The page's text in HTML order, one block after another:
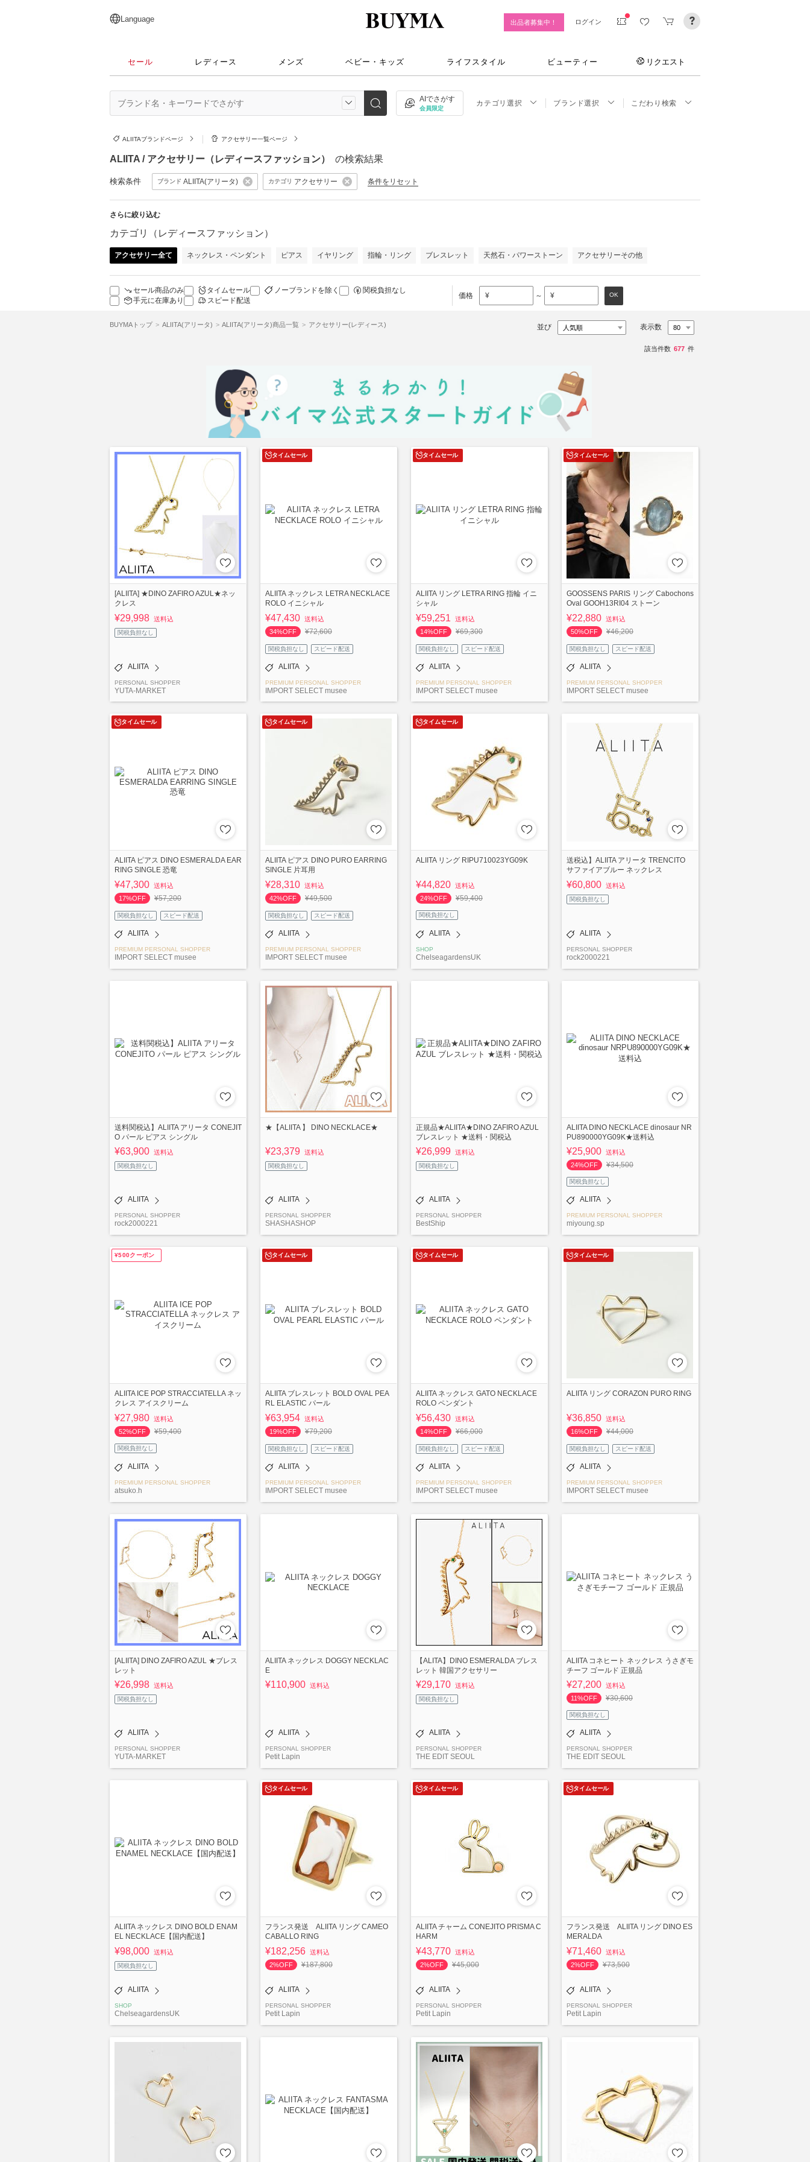
日本語
English
简体中文
繁體中文
Language 出品者募集中！ ログイン
セール レディース メンズ ベビー・キッズ ライフスタイル ビューティー リクエスト
AIでさがす
会員限定
カテゴリ選択 ブランド選択 こだわり検索
ALIITAブランドページ アクセサリー一覧ページ
ALIITA / アクセサリー（レディースファッション） の検索結果
検索条件 ブランド ALIITA(アリータ) カテゴリ アクセサリー 条件をリセット
さらに絞り込む
カテゴリ（レディースファッション）
アクセサリー全て ネックレス・ペンダント ピアス イヤリング 指輪・リング ブレスレット 天然石・パワーストーン アクセサリーその他
セール商品のみ タイムセール ノーブランドを除く
関税負担なし
手元に在庫あり
スピード配送
価格 ¥ ～ ¥ OK
BUYMAトップ ALIITA(アリータ) ALIITA(アリータ)商品一覧 アクセサリー(レディース) 並び 表示数
該当件数 677 件
[ALIITA] ★DINO ZAFIRO AZUL★ネッ
クレス
¥29,998 送料込
関税負担なし
ALIITA
PERSONAL SHOPPER
YUTA-MARKET
タイムセール
ALIITA ネックレス LETRA NECKLACE
ROLO イニシャル
¥47,430 送料込
34%OFF
¥72,600
関税負担なし スピード配送
ALIITA
PREMIUM PERSONAL SHOPPER
IMPORT SELECT musee
タイムセール
ALIITA リング LETRA RING 指輪 イニ
シャル
¥59,251
送料込
14%OFF
¥69,300
関税負担なし スピード配送
ALIITA
PREMIUM PERSONAL SHOPPER
IMPORT SELECT musee
タイムセール
GOOSSENS PARIS リング Cabochons
Oval GOOH13RI04 ストーン
¥22,880 送料込
50%OFF
¥46,200
関税負担なし スピード配送
ALIITA
PREMIUM PERSONAL SHOPPER
IMPORT SELECT musee
タイムセール
ALIITA ピアス DINO ESMERALDA EAR
RING SINGLE 恐竜
¥47,300 送料込
17%OFF
¥57,200
関税負担なし スピード配送
ALIITA
PREMIUM PERSONAL SHOPPER
IMPORT SELECT musee
タイムセール
ALIITA ピアス DINO PURO EARRING
SINGLE 片耳用
¥28,310 送料込
42%OFF
¥49,500
関税負担なし スピード配送
ALIITA
PREMIUM PERSONAL SHOPPER
IMPORT SELECT musee
タイムセール
ALIITA リング RIPU710023YG09K
¥44,820 送料込
24%OFF
¥59,400
関税負担なし
ALIITA
SHOP
ChelseagardensUK
送税込】ALIITA アリータ TRENCITO
サファイアブルー ネックレス
¥60,800 送料込
関税負担なし
ALIITA
PERSONAL SHOPPER
rock2000221
送料関税込】ALIITA アリータ CONEJIT
O パール ピアス シングル
¥63,900 送料込
関税負担なし
ALIITA
PERSONAL SHOPPER
rock2000221
★【ALIITA 】 DINO NECKLACE★
¥23,379 送料込
関税負担なし
ALIITA
PERSONAL SHOPPER
SHASHASHOP
正規品★ALIITA★DINO ZAFIRO AZUL
ブレスレット ★送料・関税込
¥26,999 送料込
関税負担なし
ALIITA
PERSONAL SHOPPER
BestShip
ALIITA DINO NECKLACE dinosaur NR
PU890000YG09K★送料込
¥25,900 送料込
24%OFF
¥34,500
関税負担なし
ALIITA
PREMIUM PERSONAL SHOPPER
miyoung.sp
¥500クーポン
ALIITA ICE POP STRACCIATELLA ネッ
クレス アイスクリーム
¥27,980 送料込
52%OFF
¥59,400
関税負担なし
ALIITA
PREMIUM PERSONAL SHOPPER
atsuko.h
タイムセール
ALIITA ブレスレット BOLD OVAL PEA
RL ELASTIC パール
¥63,954 送料込
19%OFF
¥79,200
関税負担なし スピード配送
ALIITA
PREMIUM PERSONAL SHOPPER
IMPORT SELECT musee
タイムセール
ALIITA ネックレス GATO NECKLACE
ROLO ペンダント
¥56,430 送料込
14%OFF
¥66,000
関税負担なし スピード配送
ALIITA
PREMIUM PERSONAL SHOPPER
IMPORT SELECT musee
タイムセール
ALIITA リング CORAZON PURO RING
¥36,850 送料込
16%OFF
¥44,000
関税負担なし スピード配送
ALIITA
PREMIUM PERSONAL SHOPPER
IMPORT SELECT musee
[ALIITA] DINO ZAFIRO AZUL ★ブレス
レット
¥26,998 送料込
関税負担なし
ALIITA
PERSONAL SHOPPER
YUTA-MARKET
ALIITA ネックレス DOGGY NECKLAC
E
¥110,900 送料込
ALIITA
PERSONAL SHOPPER
Petit Lapin
【ALITA】DINO ESMERALDA ブレス
レット 韓国アクセサリー
¥29,170 送料込
関税負担なし
ALIITA
PERSONAL SHOPPER
THE EDIT SEOUL
ALIITA コネヒート ネックレス うさぎモ
チーフ ゴールド 正規品
¥27,200 送料込
11%OFF
¥30,600
関税負担なし
ALIITA
PERSONAL SHOPPER
THE EDIT SEOUL
ALIITA ネックレス DINO BOLD ENAM
EL NECKLACE【国内配送】
¥98,000 送料込
関税負担なし
ALIITA
SHOP
ChelseagardensUK
タイムセール
フランス発送 ALIITA リング CAMEO
CABALLO RING
¥182,256 送料込
2%OFF
¥187,800
ALIITA
PERSONAL SHOPPER
Petit Lapin
タイムセール
ALIITA チャーム CONEJITO PRISMA C
HARM
¥43,770 送料込
2%OFF
¥45,000
ALIITA
PERSONAL SHOPPER
Petit Lapin
タイムセール
フランス発送 ALIITA リング DINO ES
MERALDA
¥71,460 送料込
2%OFF
¥73,500
ALIITA
PERSONAL SHOPPER
Petit Lapin